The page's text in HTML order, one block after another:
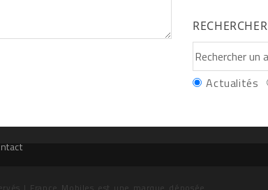
RECHERCHER
Actualités